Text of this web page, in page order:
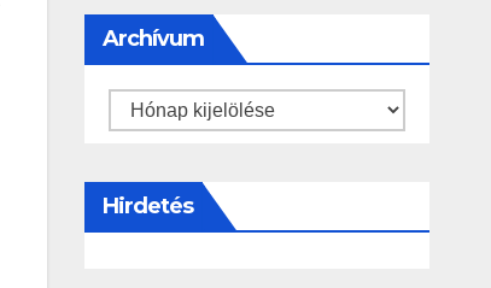
Archívum
Archívum
Hirdetés